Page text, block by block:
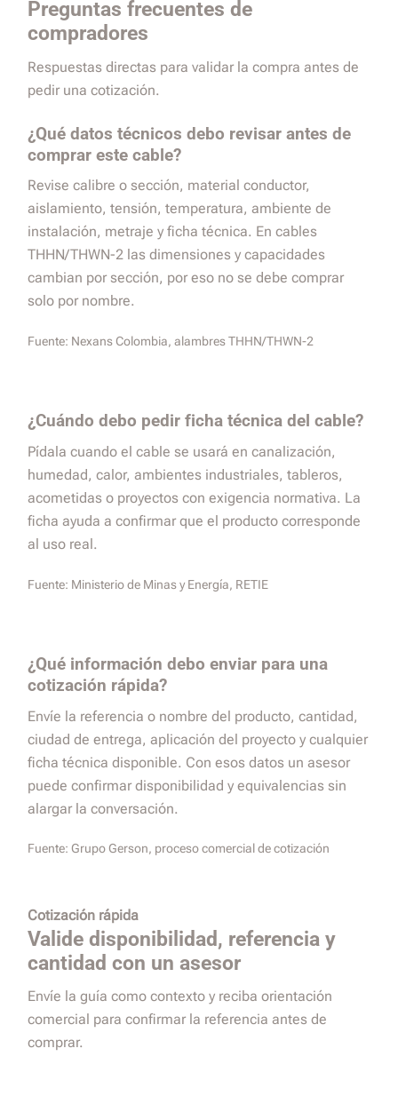
Preguntas frecuentes de
compradores
Respuestas directas para validar la compra antes de
pedir una cotización.
¿Qué datos técnicos debo revisar antes de
comprar este cable?
Revise calibre o sección, material conductor,
aislamiento, tensión, temperatura, ambiente de
instalación, metraje y ficha técnica. En cables
THHN/THWN-2 las dimensiones y capacidades
cambian por sección, por eso no se debe comprar
solo por nombre.
Fuente: Nexans Colombia, alambres THHN/THWN-2
¿Cuándo debo pedir ficha técnica del cable?
Pídala cuando el cable se usará en canalización,
humedad, calor, ambientes industriales, tableros,
acometidas o proyectos con exigencia normativa. La
ficha ayuda a confirmar que el producto corresponde
al uso real.
Fuente: Ministerio de Minas y Energía, RETIE
¿Qué información debo enviar para una
cotización rápida?
Envíe la referencia o nombre del producto, cantidad,
ciudad de entrega, aplicación del proyecto y cualquier
ficha técnica disponible. Con esos datos un asesor
puede confirmar disponibilidad y equivalencias sin
alargar la conversación.
Fuente: Grupo Gerson, proceso comercial de cotización
Cotización rápida
Valide disponibilidad, referencia y
cantidad con un asesor
Envíe la guía como contexto y reciba orientación
comercial para confirmar la referencia antes de
comprar.